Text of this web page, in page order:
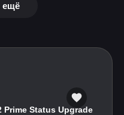
ещё
Prime Status Upgrade